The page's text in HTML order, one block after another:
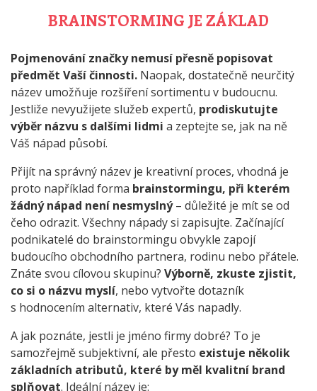
BRAINSTORMING JE ZÁKLAD
Pojmenování značky nemusí přesně popisovat
předmět Vaší činnosti. Naopak, dostatečně neurčitý
název umožňuje rozšíření sortimentu v budoucnu.
Jestliže nevyužijete služeb expertů, prodiskutujte
výběr názvu s dalšími lidmi a zeptejte se, jak na ně
Váš nápad působí.
Přijít na správný název je kreativní proces, vhodná je
proto například forma brainstormingu, při kterém
žádný nápad není nesmyslný– důležité je mít se od
čeho odrazit. Všechny nápady si zapisujte. Začínající
podnikatelé do brainstormingu obvykle zapojí
budoucího obchodního partnera, rodinu nebo přátele.
Znáte svou cílovou skupinu? Výborně, zkuste zjistit,
co si o názvu myslí, nebo vytvořte dotazník
s hodnocením alternativ, které Vás napadly.
A jak poznáte, jestli je jméno firmy dobré? To je
samozřejmě subjektivní, ale přesto existuje několik
základních atributů, které by měl kvalitní brand
splňovat. Ideální název je: